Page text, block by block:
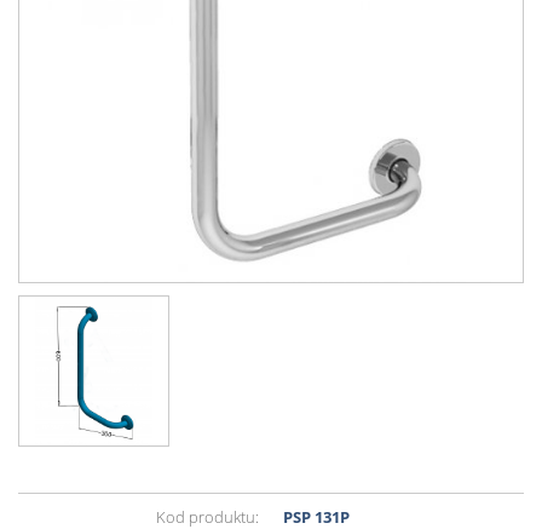
Kod produktu: PSP 131P